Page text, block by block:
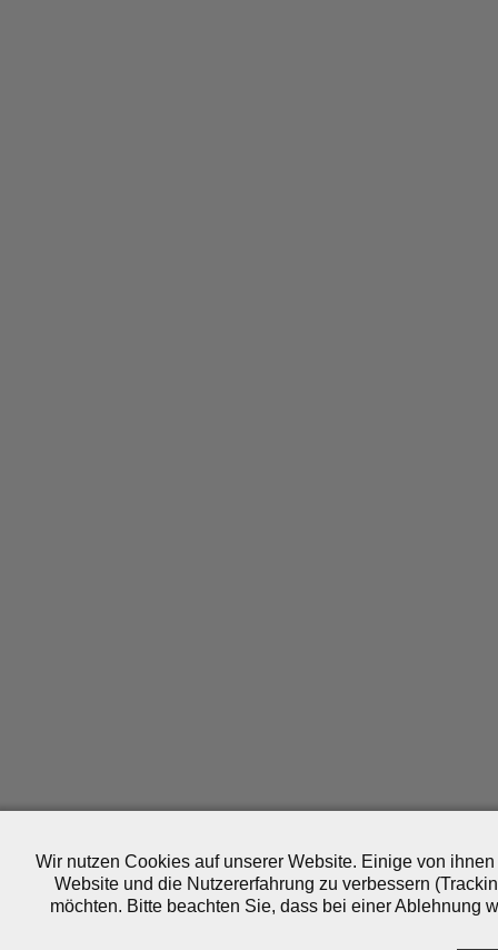
Wir nutzen Cookies auf unserer Website. Einige von
Website und die Nutzererfahrung zu verbessern
möchten. Bitte beachten Sie, dass bei einer Ablehnung